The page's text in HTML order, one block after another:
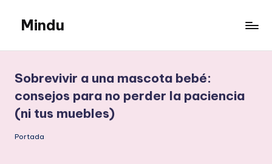
Saltar
contenido
Mindu
Sobrevivir a una mascota bebé:
consejos para no perder la paciencia
(ni tus muebles)
Portada